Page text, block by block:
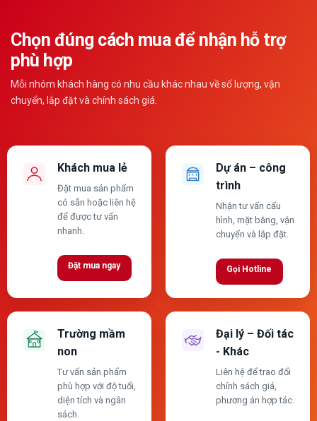
Chọn đúng cách mua để nhận hỗ trợ
phù hợp
Mỗi nhóm khách hàng có nhu cầu khác nhau về số lượng, vận
chuyển, lắp đặt và chính sách giá.
Khách mua lẻ
Đặt mua sản phẩm
có sẵn hoặc liên hệ
để được tư vấn
nhanh.
Đặt mua ngay
Dự án – công
trình
Nhận tư vấn cấu
hình, mặt bằng, vận
chuyển và lắp đặt.
Gọi Hotline
Trường mầm
non
Tư vấn sản phẩm
phù hợp với độ tuổi,
diện tích và ngân
sách.
Đại lý – Đối tác
- Khác
Liên hệ để trao đổi
chính sách giá,
phương án hợp tác.